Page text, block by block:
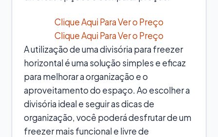
Clique Aqui Para Ver o Preço
Clique Aqui Para Ver o Preço
A utilização de uma divisória para freezer
horizontal é uma solução simples e eficaz
para melhorar a organização e o
aproveitamento do espaço. Ao escolher a
divisória ideal e seguir as dicas de
organização, você poderá desfrutar de um
freezer mais funcional e livre de